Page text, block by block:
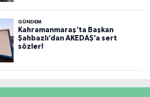
GÜNDEM
Kahramanmaraş'ta Başkan
Şahbazlı’dan AKEDAŞ’a sert
sözler!